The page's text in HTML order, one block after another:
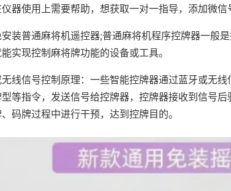
器使用上需要帮助，想获取一对一指导，添加微信
装普通麻将机遥控器;普通麻将机程序控牌器一般
实现控制麻将牌功能的设备或工具。
线信号控制原理：一些智能控牌器通过蓝牙或无
等指令，发送信号给控牌器，控牌器接收到信号
码牌过程中进行干预，达到控牌目的。